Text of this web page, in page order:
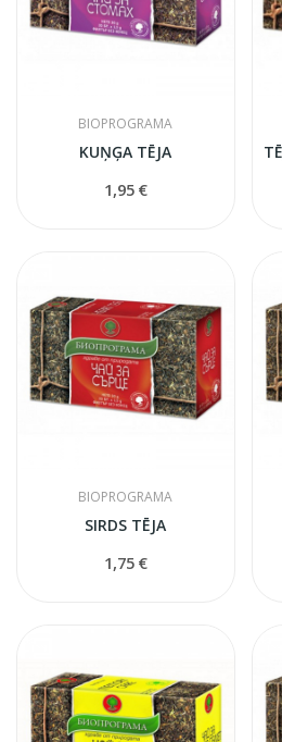
BIOPROGRAMA
KUŅĢA TĒJA
1,95 €
BIOPROGRAMA
SIRDS TĒJA
1,75 €